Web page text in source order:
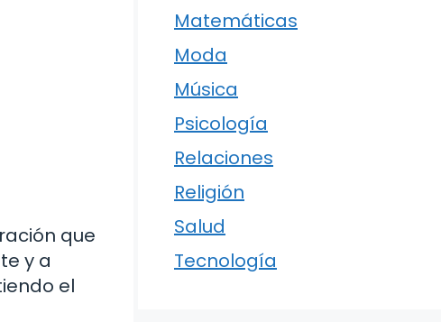
que
y a
el
Matemáticas
Moda
Música
Psicología
Relaciones
Religión
Salud
Tecnología